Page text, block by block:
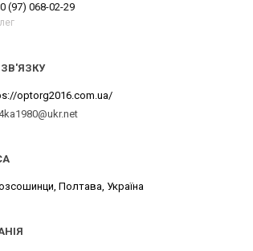
(97) 068-02-29
optorg2016.com.ua/
Полтава, Україна